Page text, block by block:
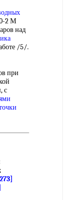
2 М
над
/5/.
при
с